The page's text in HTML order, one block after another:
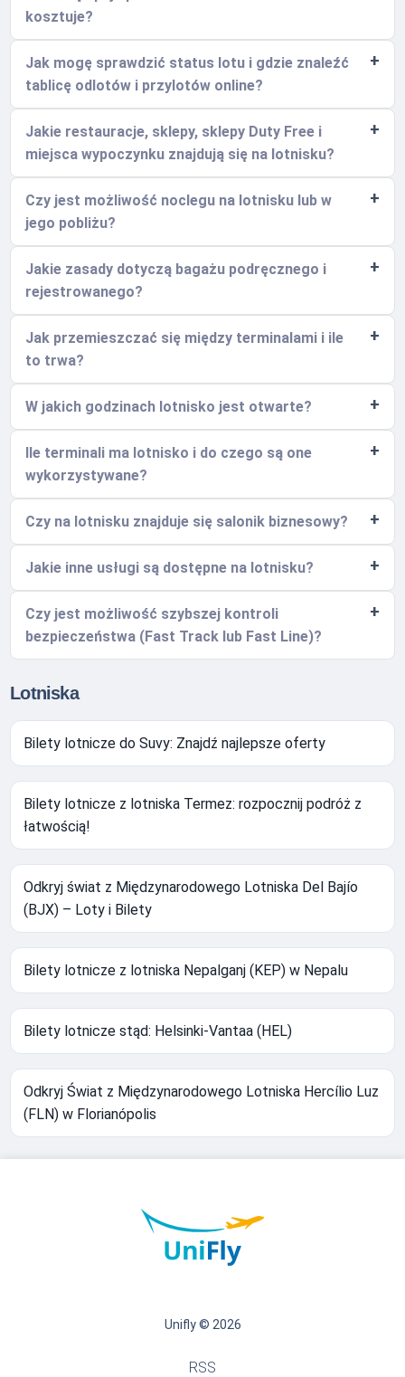
kosztuje?
Jak mogę sprawdzić status lotu i gdzie znaleźć
tablicę odlotów i przylotów online?
Jakie restauracje, sklepy, sklepy Duty Free i
miejsca wypoczynku znajdują się na lotnisku?
Czy jest możliwość noclegu na lotnisku lub w
jego pobliżu?
Jakie zasady dotyczą bagażu podręcznego i
rejestrowanego?
Jak przemieszczać się między terminalami i ile
to trwa?
W jakich godzinach lotnisko jest otwarte?
Ile terminali ma lotnisko i do czego są one
wykorzystywane?
Czy na lotnisku znajduje się salonik biznesowy?
Jakie inne usługi są dostępne na lotnisku?
Czy jest możliwość szybszej kontroli
bezpieczeństwa (Fast Track lub Fast Line)?
Lotniska
Bilety lotnicze do Suvy: Znajdź najlepsze oferty
Bilety lotnicze z lotniska Termez: rozpocznij podróż z
łatwością!
Odkryj świat z Międzynarodowego Lotniska Del Bajío
(BJX) – Loty i Bilety
Bilety lotnicze z lotniska Nepalganj (KEP) w Nepalu
Bilety lotnicze stąd: Helsinki-Vantaa (HEL)
Odkryj Świat z Międzynarodowego Lotniska Hercílio Luz
(FLN) w Florianópolis
Unifly © 2026
RSS